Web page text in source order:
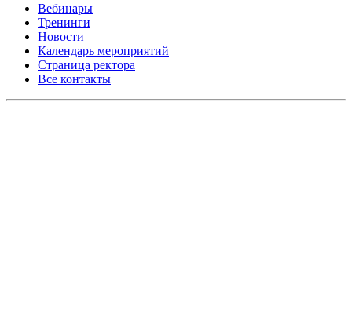
Вебинары
Тренинги
Новости
Календарь мероприятий
Страница ректора
Все контакты